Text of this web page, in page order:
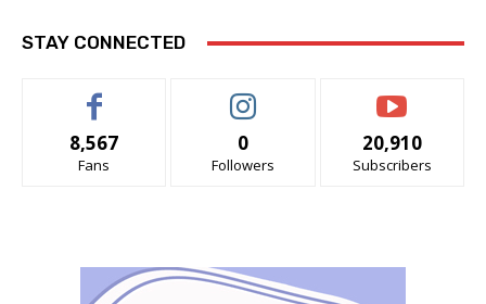
STAY CONNECTED
8,567
Fans
0
Followers
20,910
Subscribers